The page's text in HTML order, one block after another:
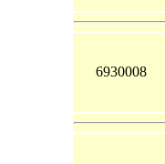
6930008